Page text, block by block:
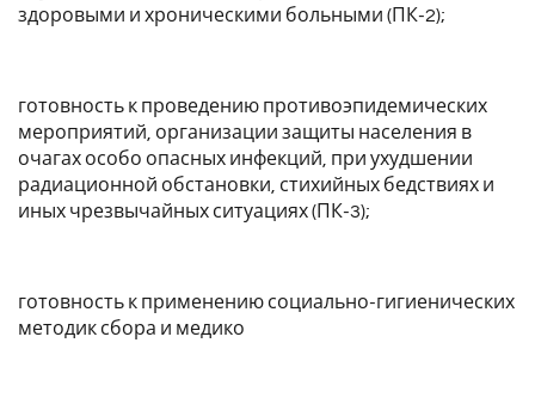
здоровыми и хроническими больными (ПК-2);
готовность к проведению противоэпидемических
мероприятий, организации защиты населения в
очагах особо опасных инфекций, при ухудшении
радиационной обстановки, стихийных бедствиях и
иных чрезвычайных ситуациях (ПК-3);
готовность к применению социально-гигиенических
методик сбора и медико